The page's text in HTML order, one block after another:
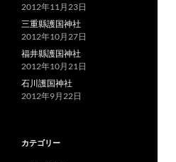
2012年11月23日
三重縣護国神社
2012年10月27日
福井縣護国神社
2012年10月21日
石川護国神社
2012年9月22日
カテゴリー